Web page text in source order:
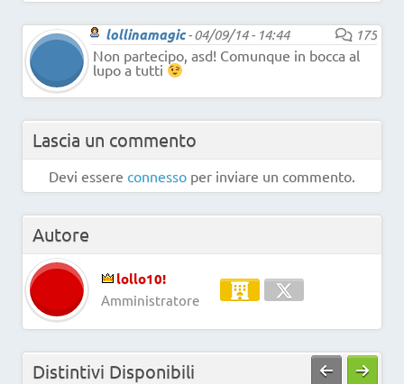
lollinamagic-04/09/14 - 14:44
175
Non partecipo, asd! Comunque in bocca al
lupo a tutti
Lascia un commento
Devi essere connesso per inviare un commento.
Autore
lollo10!
Amministratore
Distintivi Disponibili